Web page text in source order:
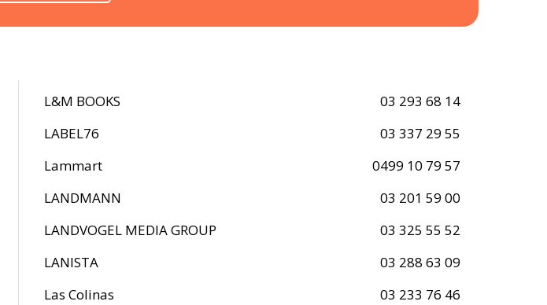
L&M BOOKS
03 293 68 14
LABEL76
03 337 29 55
Lammart
0499 10 79 57
LANDMANN
03 201 59 00
LANDVOGEL MEDIA GROUP
03 325 55 52
LANISTA
03 288 63 09
Las Colinas
03 233 76 46